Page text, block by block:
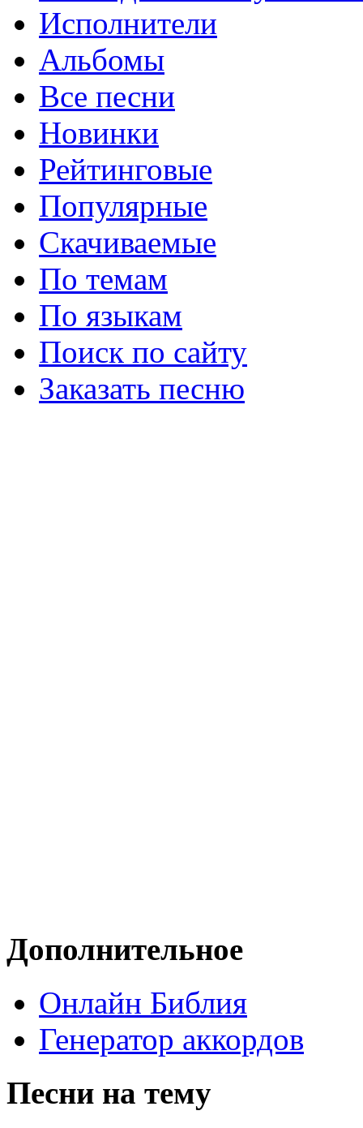
Исполнители
Альбомы
Все песни
Новинки
Рейтинговые
Популярные
Скачиваемые
По темам
По языкам
Поиск по сайту
Заказать песню
Дополнительное
Онлайн Библия
Генератор аккордов
Песни на тему